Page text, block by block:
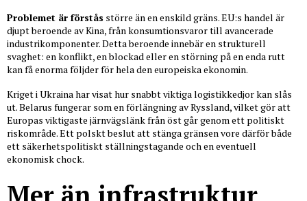
Problemet är förstås större än en enskild gräns. EU:s handel är
djupt beroende av Kina, från konsumtionsvaror till avancerade
industrikomponenter. Detta beroende innebär en strukturell
svaghet: en konflikt, en blockad eller en störning på en enda rutt
kan få enorma följder för hela den europeiska ekonomin.
Kriget i Ukraina har visat hur snabbt viktiga logistikkedjor kan slås
ut. Belarus fungerar som en förlängning av Ryssland, vilket gör att
Europas viktigaste järnvägslänk från öst går genom ett politiskt
riskområde. Ett polskt beslut att stänga gränsen vore därför både
ett säkerhetspolitiskt ställningstagande och en eventuell
ekonomisk chock.
Mer än infrastruktur